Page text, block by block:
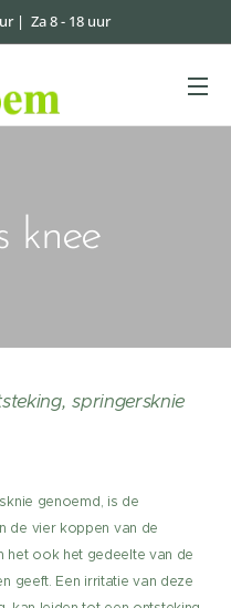
| Za 8 - 18 uur
knee
springersknie
genoemd, is de
de vier koppen van de
het ook het gedeelte van de
geeft. Een irritatie van deze